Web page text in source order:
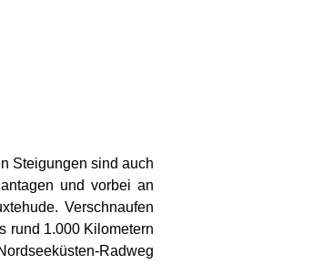
Steigungen sind auch
und vorbei an
Verschnaufen
rund 1.000 Kilometern
Radweg